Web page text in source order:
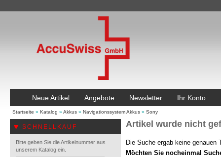
Neue Artikel Angebote Newsletter Ihr Konto
Startseite » Katalog » Akkus » Navigationssystem Akkus » Sony
SCHNELLKAUF
Bitte geben Sie die Artikelnummer aus
unserem Katalog ein.
Artikel wurde nicht
Die Suche ergab keine genauen
Möchten Sie nocheinmal